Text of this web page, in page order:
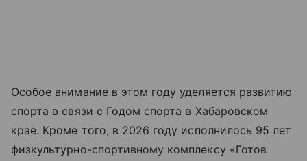
Особое внимание в этом году уделяется развитию
спорта в связи с Годом спорта в Хабаровском
крае. Кроме того, в 2026 году исполнилось 95 лет
физкультурно-спортивному комплексу «Готов